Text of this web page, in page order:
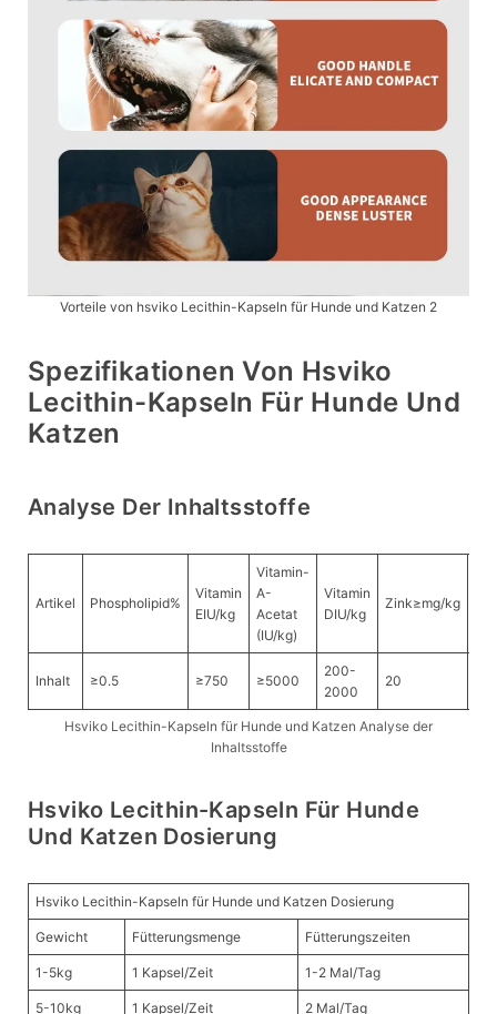
Vorteile von hsviko Lecithin-Kapseln für Hunde und Katzen 2
Spezifikationen Von Hsviko
Lecithin-Kapseln Für Hunde Und
Katzen
Analyse Der Inhaltsstoffe
Artikel Phospholipid%
Vitamin
EIU/kg
Vitamin-
A-
Acetat
(IU/kg)
Vitamin
DIU/kg
Zink≥mg/kg
Inhalt ≥0.5 ≥750 ≥5000
200-
2000
20
Hsviko Lecithin-Kapseln für Hunde und Katzen Analyse der
Inhaltsstoffe
Hsviko Lecithin-Kapseln Für Hunde
Und Katzen Dosierung
Hsviko Lecithin-Kapseln für Hunde und Katzen Dosierung
Gewicht Fütterungsmenge Fütterungszeiten
1-5kg 1 Kapsel/Zeit 1-2 Mal/Tag
5-10kg 1 Kapsel/Zeit 2 Mal/Tag